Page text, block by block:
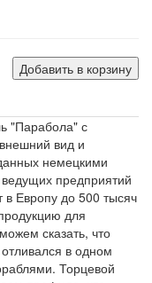
Добавить в корзину
"Парабола" с
вид и
немецкими
предприятий
в Европу до 500 тысяч
для
сказать, что
в одном
Торцевой